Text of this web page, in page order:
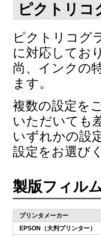
ピクトリコ
ピクトリコグ
に対応してお
尚、インクの
ます。
複数の設定を
いただいても
いずれかの設
設定をお選び
製版フィル
プリンタメーカー
EPSON（大判プリンター）